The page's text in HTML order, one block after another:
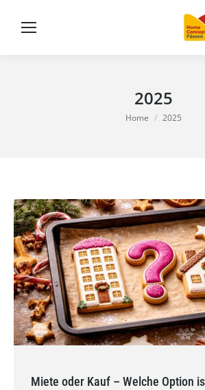
2025
You are here:
Home 2025
Miete oder Kauf – Welche Option